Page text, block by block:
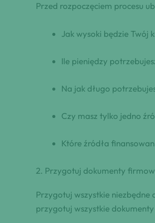
Przed rozpoczęciem procesu
Jak wysoki będzie Twój
Ile pieniędzy
Na jak długo
Czy masz tylko jedno
Które źródła
2. Przygotuj dokumenty
Przygotuj wszystkie
przygotuj wszystkie